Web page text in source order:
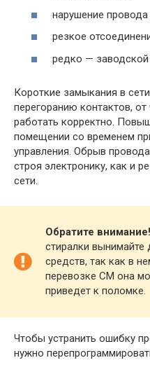
нарушение провода
резкое
редко — заводской
Короткие замыкания в
перегоранию контактов,
работать корректно.
помещении со временем
управления. Обрыв
строя электронику, как и
сети.
Обратите внимание!
стиралки
средств, так как в
перевозке СМ она
приведет к поломке.
Чтобы устранить ошибку
нужно